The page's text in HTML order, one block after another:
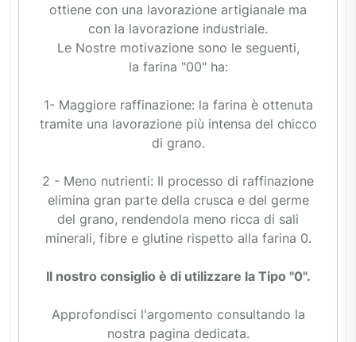
ottiene con una lavorazione artigianale ma
con la lavorazione industriale.
Le Nostre motivazione sono le seguenti,
la farina "00" ha:
1- Maggiore raffinazione: la farina è ottenuta
tramite una lavorazione più intensa del chicco
di grano.
2 - Meno nutrienti: Il processo di raffinazione
elimina gran parte della crusca e del germe
del grano, rendendola meno ricca di sali
minerali, fibre e glutine rispetto alla farina 0.
Il nostro consiglio è di utilizzare la Tipo "0".
Approfondisci l'argomento consultando la
nostra pagina dedicata.